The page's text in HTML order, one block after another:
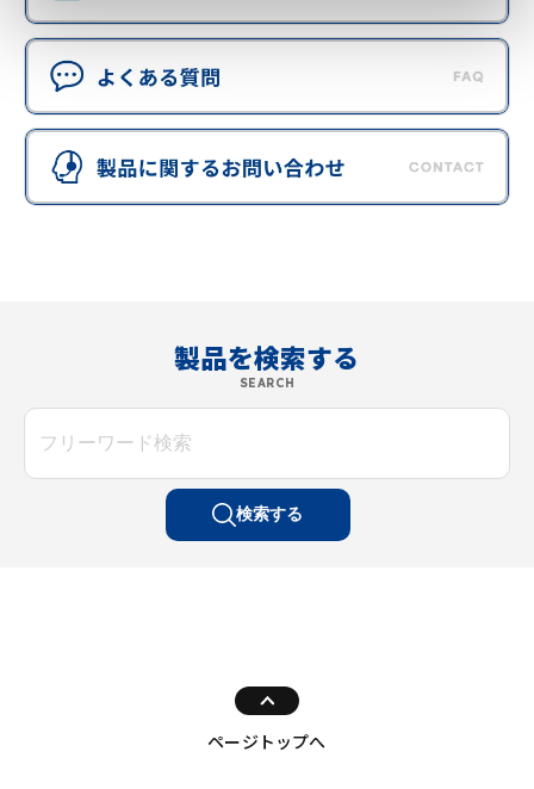
製品を検索する
SEARCH
検索する
ページトップへ